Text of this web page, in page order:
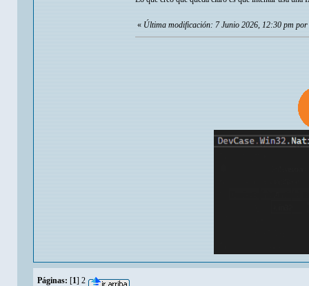
« Última modificación: 7 Junio 2026, 12:30 pm
Páginas: [1] 2